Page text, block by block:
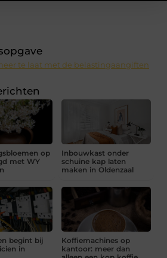
te laat met de belastingaangiften
op
met WY
Inbouwkast onder
schuine kap laten
maken in Oldenzaal
begint bij
in
Koffiemachines op
kantoor: meer dan